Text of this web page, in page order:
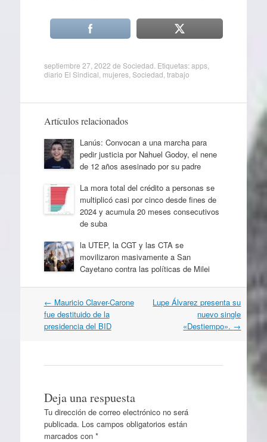
septiembre 27, 2022 de Sociedad . Etiquetas:apps,
diario El Sindical mujeres, Sociedad trabajo
Artículos relacionados
Lanús: Convocan a una marcha para
pedir justicia por Nahuel Godoy, el nene
de 12 años asesinado por su padre
La mora total del crédito a personas se
multiplicó casi por cinco desde fines de
2024 y acumula 20 meses consecutivos
de suba
la UTEP, la CGT y las CTA se
movilizaron masivamente a San
Cayetano contra las políticas de Milei
Navegación
por
artículos
← Mauricio Claver-Carone
fue destituido de la
presidencia del BID
Lupe Álvarez presenta su
nuevo single
«Destiempo». →
Deja una respuesta
Tu dirección de correo electrónico no será
publicada. Los campos obligatorios están
marcados con *